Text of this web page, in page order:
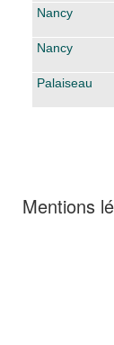
Nancy
Nancy
Palaiseau
Mentions